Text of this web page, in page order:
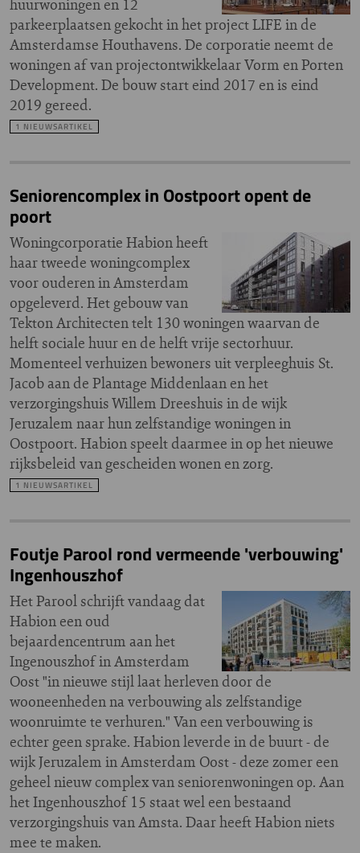
huurwoningen en 12
parkeerplaatsen gekocht in het project LIFE in de
Amsterdamse Houthavens. De corporatie neemt de
woningen af van projectontwikkelaar Vorm en Porten
Development. De bouw start eind 2017 en is eind
2019 gereed.
1 NIEUWSARTIKEL
Seniorencomplex in Oostpoort opent de
poort
Woningcorporatie Habion heeft
haar tweede woningcomplex
voor ouderen in Amsterdam
opgeleverd. Het gebouw van
Tekton Architecten telt 130 woningen waarvan de
helft sociale huur en de helft vrije sectorhuur.
Momenteel verhuizen bewoners uit verpleeghuis St.
Jacob aan de Plantage Middenlaan en het
verzorgingshuis Willem Dreeshuis in de wijk
Jeruzalem naar hun zelfstandige woningen in
Oostpoort. Habion speelt daarmee in op het nieuwe
rijksbeleid van gescheiden wonen en zorg.
1 NIEUWSARTIKEL
Foutje Parool rond vermeende 'verbouwing'
Ingenhouszhof
Het Parool schrijft vandaag dat
Habion een oud
bejaardencentrum aan het
Ingenouszhof in Amsterdam
Oost "in nieuwe stijl laat herleven door de
wooneenheden na verbouwing als zelfstandige
woonruimte te verhuren." Van een verbouwing is
echter geen sprake. Habion leverde in de buurt - de
wijk Jeruzalem in Amsterdam Oost - deze zomer een
geheel nieuw complex van seniorenwoningen op. Aan
het Ingenhouszhof 15 staat wel een bestaand
verzorgingshuis van Amsta. Daar heeft Habion niets
mee te maken.